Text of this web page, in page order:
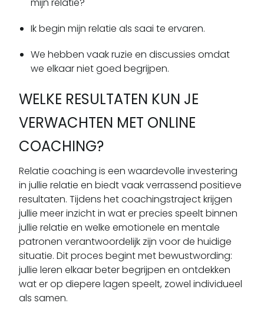
Ik begin mijn relatie als saai te ervaren.
We hebben vaak ruzie en discussies omdat
we elkaar niet goed begrijpen.
WELKE RESULTATEN KUN JE
VERWACHTEN MET ONLINE
COACHING?
Relatie coaching is een waardevolle investering
in jullie relatie en biedt vaak verrassend positieve
resultaten. Tijdens het coachingstraject krijgen
jullie meer inzicht in wat er precies speelt binnen
jullie relatie en welke emotionele en mentale
patronen verantwoordelijk zijn voor de huidige
situatie. Dit proces begint met bewustwording:
jullie leren elkaar beter begrijpen en ontdekken
wat er op diepere lagen speelt, zowel individueel
als samen.